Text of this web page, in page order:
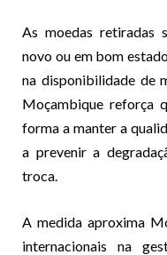
As moedas retiradas
novo ou em bom
na disponibilidade de
Moçambique reforça
forma a manter a
a prevenir a
troca.
A medida aproxima
internacionais na